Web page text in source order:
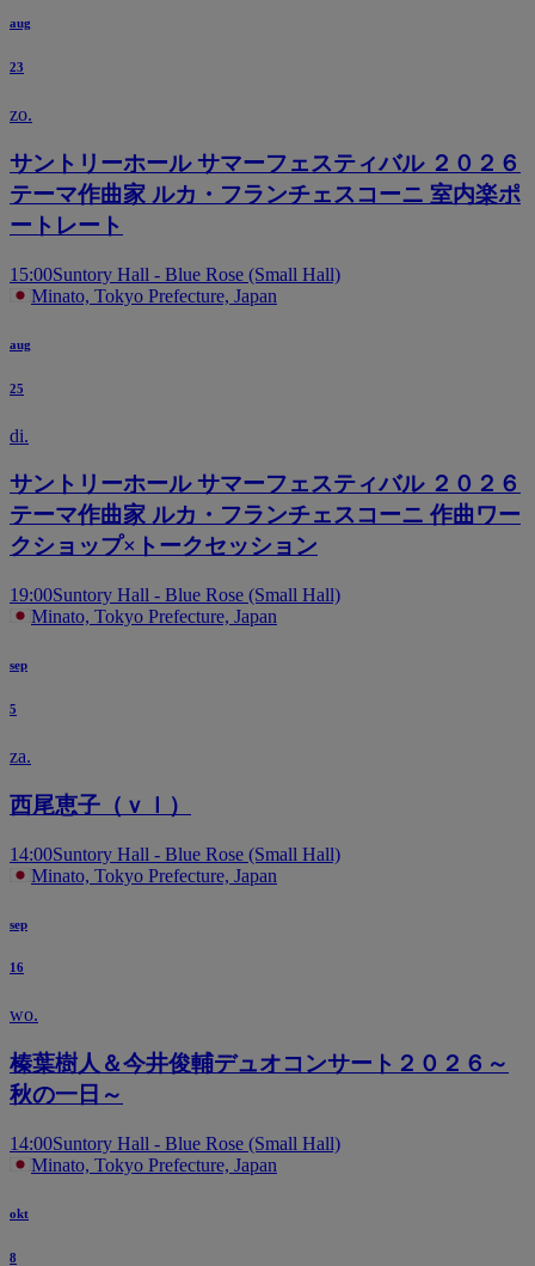
aug
23
zo.
サントリーホール サマーフェスティバル ２０２６
テーマ作曲家 ルカ・フランチェスコーニ 室内楽ポ
ートレート
15:00Suntory Hall - Blue Rose (Small Hall)
Minato, Tokyo Prefecture, Japan
aug
25
di.
サントリーホール サマーフェスティバル ２０２６
テーマ作曲家 ルカ・フランチェスコーニ 作曲ワー
クショップ×トークセッション
19:00Suntory Hall - Blue Rose (Small Hall)
Minato, Tokyo Prefecture, Japan
sep
5
za.
西尾恵子（ｖｌ）
14:00Suntory Hall - Blue Rose (Small Hall)
Minato, Tokyo Prefecture, Japan
sep
16
wo.
榛葉樹人＆今井俊輔デュオコンサート２０２６～
秋の一日～
14:00Suntory Hall - Blue Rose (Small Hall)
Minato, Tokyo Prefecture, Japan
okt
8